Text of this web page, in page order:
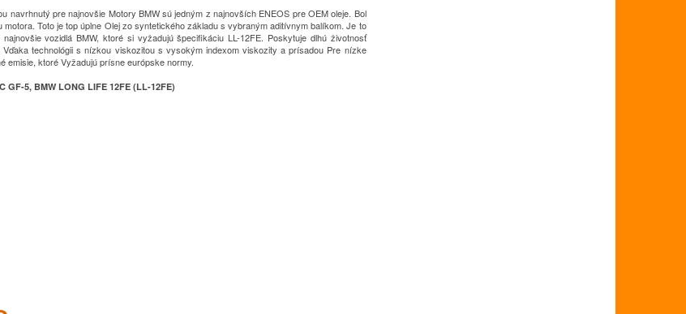
navrhnutý pre najnovšie Motory BMW sú jedným z najnovších ENEOS pre OEM oleje. Bol
motora. Toto je top úplne Olej zo syntetického základu s vybraným aditívnym balíkom. Je to
vozidlá BMW, ktoré si vyžadujú špecifikáciu LL-12FE. Poskytuje dlhú životnosť
Vďaka technológii s nízkou viskozitou s vysokým indexom viskozity a prísadou Pre nízke
emisie, ktoréVyžadujú prísne európske normy.
GF-5, BMW LONG LIFE 12FE (LL-12FE)